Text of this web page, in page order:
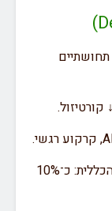
קורטיזול.
ההמלצה הכללית: כ־10%